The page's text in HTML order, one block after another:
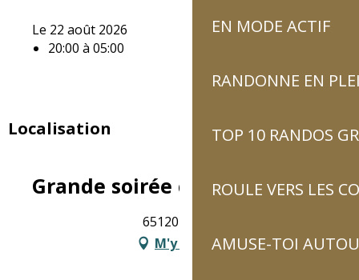
EN MODE ACTIF
RANDONNE EN
TOP 10 RANDOS
ROULE VERS LES
AMUSE-TOI
Le 22 août 2026
20:00 à 05:00
Localisation
Grande soirée côtelettes
65120 Sazos
M'y rendre